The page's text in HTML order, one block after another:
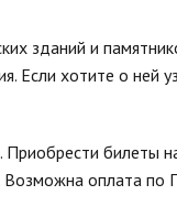
зданий и
Если хотите о ней
Приобрести билеты
Возможна оплата по